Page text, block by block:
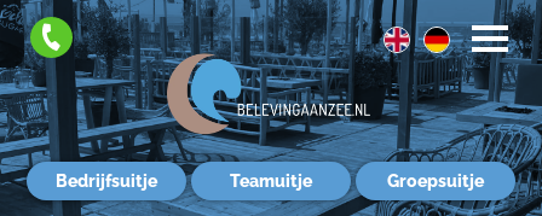
Bedrijfsuitje Teamuitje Groepsuitje
Contact